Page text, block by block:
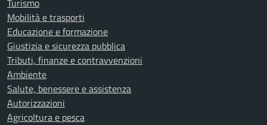
Turismo
Mobilità e trasporti
Educazione e formazione
Giustizia e sicurezza pubblica
Tributi, finanze e contravvenzioni
Ambiente
Salute, benessere e assistenza
Autorizzazioni
Agricoltura e pesca